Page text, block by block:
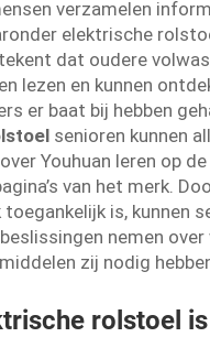
verzamelen
elektrische
dat oudere
lezen en kunnen
er baat bij hebben
senioren kunnen
Youhuan leren op
van het merk.
is, kunnen
nemen over
zij nodig
rolstoel is